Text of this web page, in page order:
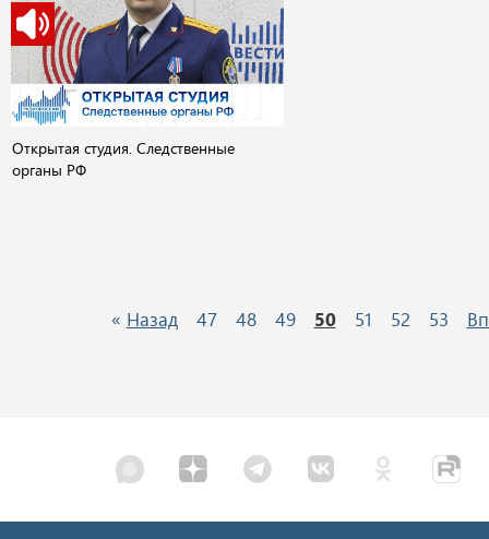
Открытая студия. Следственные
органы РФ
« Назад 47 48 49 50 51 52 53